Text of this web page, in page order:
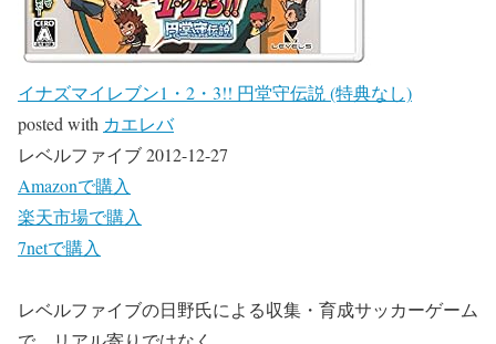
イナズマイレブン1・2・3!! 円堂守伝説 (特典なし)
posted with カエレバ
レベルファイブ 2012-12-27
Amazonで購入
楽天市場で購入
7netで購入
レベルファイブの日野氏による収集・育成サッカーゲーム